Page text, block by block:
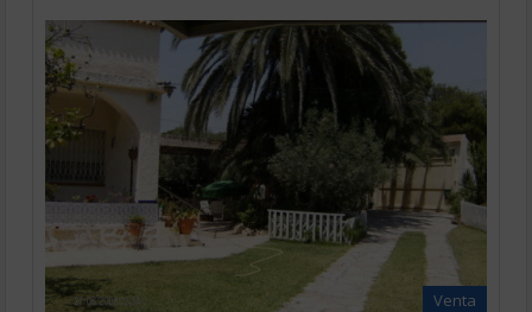
Venta